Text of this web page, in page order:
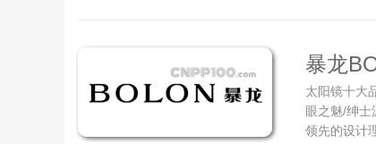
暴龙
太阳镜十大
眼之魅/绅士
领先的设计